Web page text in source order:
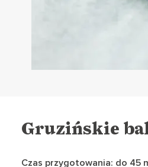
Gruzińskie
Czas przygotowania: do 45